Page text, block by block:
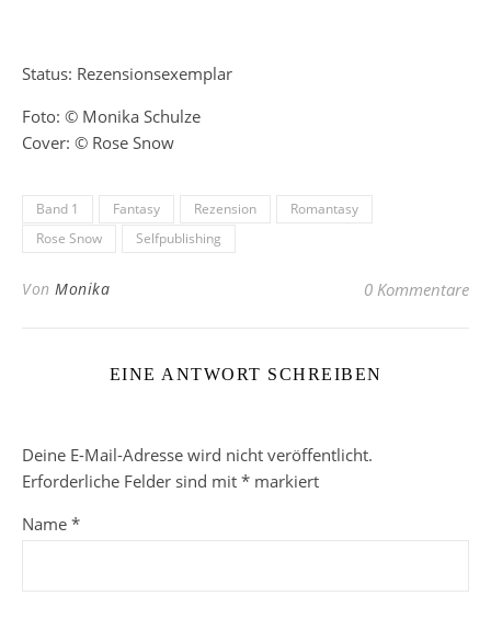
Status: Rezensionsexemplar
Foto: © Monika Schulze
Cover: © Rose Snow
Band 1 Fantasy Rezension
Romantasy
Rose Snow
Selfpublishing
Von Monika 0 Kommentare
EINE ANTWORT SCHREIBEN
Deine E-Mail-Adresse wird nicht veröffentlicht.
Erforderliche Felder sind mit * markiert
Name *